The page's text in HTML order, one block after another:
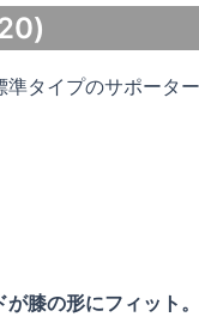
タイプのサポータ
膝の形にフィット。